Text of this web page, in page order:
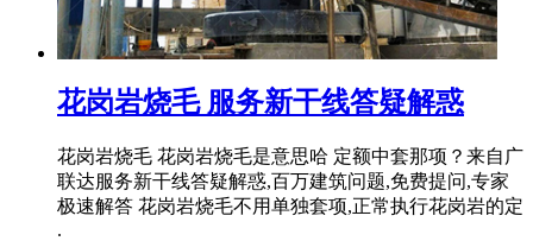
花岗岩烧毛 服务新干线答疑解惑
花岗岩烧毛 花岗岩烧毛是意思哈 定额中套那项？来自广
联达服务新干线答疑解惑,百万建筑问题,免费提问,专家
极速解答 花岗岩烧毛不用单独套项,正常执行花岗岩的定
.